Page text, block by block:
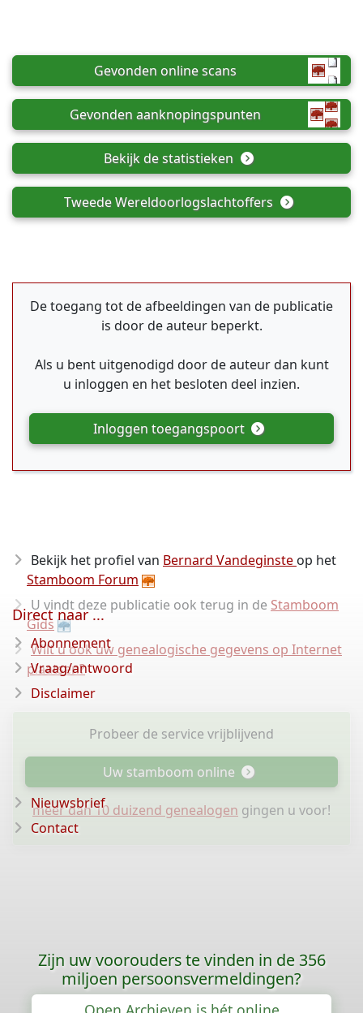
Gevonden online scans
Gevonden aanknopingspunten
Bekijk de statistieken
Tweede Wereldoorlogslachtoffers
De toegang tot de afbeeldingen van de publicatie
is door de auteur beperkt.
Als u bent uitgenodigd door de auteur dan kunt
u inloggen en het besloten deel inzien.
Inloggen toegangspoort
Bekijk het profiel van Bernard Vandeginste op het
Stamboom Forum
U vindt deze publicatie ook terug in de Stamboom
Gids
Wilt u ook uw genealogische gegevens op Internet
plaatsen?
Probeer de service vrijblijvend
Uw stamboom online
meer dan 10 duizend genealogen gingen u voor!
Direct naar ...
Abonnement
Vraag/antwoord
Disclaimer
Nieuwsbrief
Contact
Zijn uw voorouders te vinden in de 356
miljoen persoonsvermeldingen?